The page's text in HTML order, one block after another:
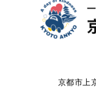
京都市上